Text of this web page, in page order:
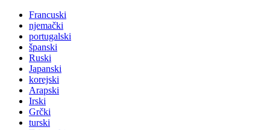
Francuski
njemački
portugalski
španski
Ruski
Japanski
korejski
Arapski
Irski
Grčki
turski